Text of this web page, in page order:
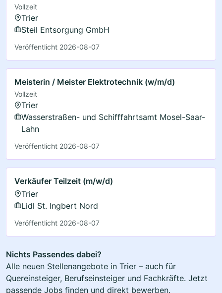
Vollzeit
Trier
Steil Entsorgung GmbH
Veröffentlicht 2026-08-07
Meisterin / Meister Elektrotechnik (w/m/d)
Vollzeit
Trier
Wasserstraßen- und Schifffahrtsamt Mosel-Saar-
Lahn
Veröffentlicht 2026-08-07
Verkäufer Teilzeit (m/w/d)
Trier
Lidl St. Ingbert Nord
Veröffentlicht 2026-08-07
Nichts Passendes dabei?
Alle neuen Stellenangebote in Trier – auch für
Quereinsteiger, Berufseinsteiger und Fachkräfte. Jetzt
passende Jobs finden und direkt bewerben.